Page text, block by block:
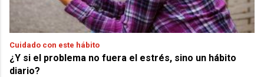
Cuidado con este hábito
¿Y si el problema no fuera el estrés, sino un hábito
diario?